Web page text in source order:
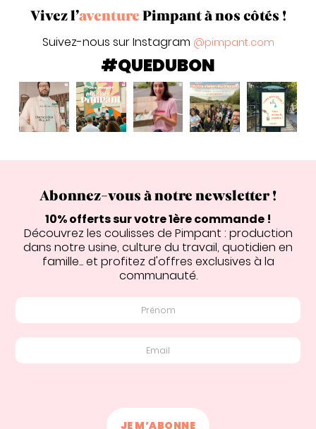
Vivez l’aventurePimpant à nos côtés !
Suivez-nous sur Instagram @pimpant.com
#QUEDUBON
Abonnez-vous à notre newsletter !
10% offerts sur votre 1ère commande !
Découvrez les coulisses de Pimpant : production
dans notre usine, culture du travail, quotidien en
famille... et profitez d'offres exclusives à la
communauté.